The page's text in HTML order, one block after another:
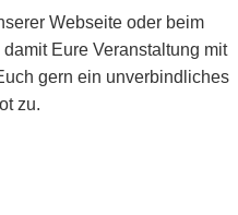
Webseite oder beim
Eure Veranstaltung mit
gern ein unverbindliches
zu.